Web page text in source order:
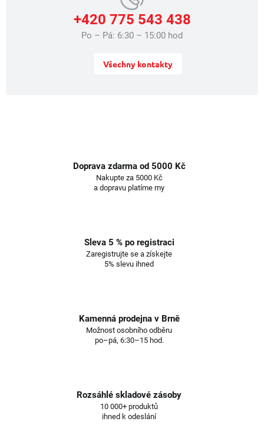
+420 775 543 438
Po – Pá: 6:30 – 15:00 hod
Všechny kontakty
Doprava zdarma od 5000 Kč
Nakupte za 5000 Kč
a dopravu platíme my
Sleva 5 % po registraci
Zaregistrujte se a získejte
5% slevu ihned
Kamenná prodejna v Brně
Možnost osobního odběru
po–pá, 6:30–15 hod.
Rozsáhlé skladové zásoby
10 000+ produktů
ihned k odeslání